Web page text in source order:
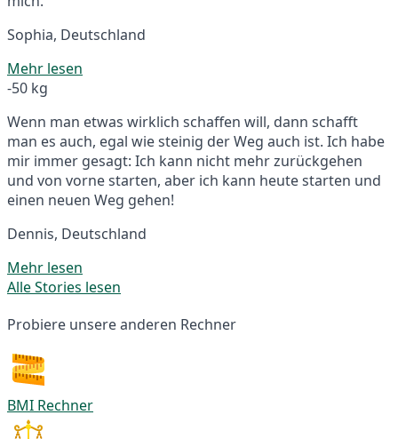
Sophia, Deutschland
Mehr lesen
-50 kg
Wenn man etwas wirklich schaffen will, dann schafft
man es auch, egal wie steinig der Weg auch ist. Ich habe
mir immer gesagt: Ich kann nicht mehr zurückgehen
und von vorne starten, aber ich kann heute starten und
einen neuen Weg gehen!
Dennis, Deutschland
Mehr lesen
Alle Stories lesen
Probiere unsere anderen Rechner
BMI Rechner